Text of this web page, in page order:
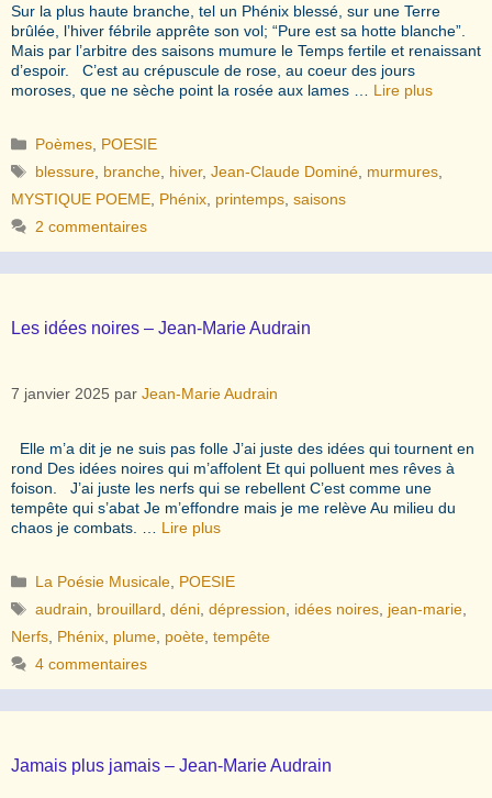
Sur la plus haute branche, tel un Phénix blessé, sur une Terre
brûlée, l’hiver fébrile apprête son vol; “Pure est sa hotte blanche”.
Mais par l’arbitre des saisons mumure le Temps fertile et renaissant
d’espoir. C’est au crépuscule de rose, au coeur des jours
moroses, que ne sèche point la rosée aux lames … Lire plus
Catégories
Poèmes POESIE
Étiquettes
blessure branche hiver,Jean-Claude Dominé murmures
MYSTIQUE POEME Phénix printemps saisons
2 commentaires
Les idées noires – Jean-Marie Audrain
7 janvier 2025 par Jean-Marie Audrain
Elle m’a dit je ne suis pas folle J’ai juste des idées qui tournent en
rond Des idées noires qui m’affolent Et qui polluent mes rêves à
foison. J’ai juste les nerfs qui se rebellent C’est comme une
tempête qui s’abat Je m’effondre mais je me relève Au milieu du
chaos je combats. … Lire plus
Catégories
La Poésie Musicale POESIE
Étiquettes
audrain brouillard ,déni ,dépression idées noires jean-marie
Nerfs Phénix plume poète tempête
4 commentaires
Jamais plus jamais – Jean-Marie Audrain